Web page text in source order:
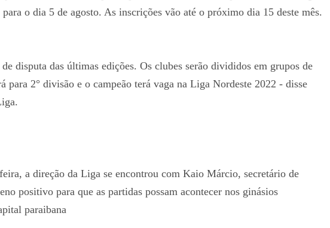
o dia 5 de agosto. As inscrições vão até o próximo dia 15 deste mês.
disputa das últimas edições. Os clubes serão divididos em grupos de
para 2° divisão e o campeão terá vaga na Liga Nordeste 2022 - disse
a direção da Liga se encontrou com Kaio Márcio, secretário de
positivo para que as partidas possam acontecer nos ginásios
paraibana